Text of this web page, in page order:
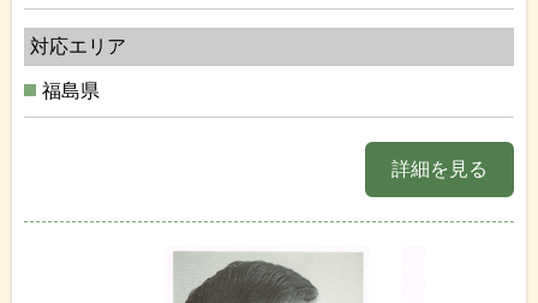
対応エリア
福島県
詳細を見る